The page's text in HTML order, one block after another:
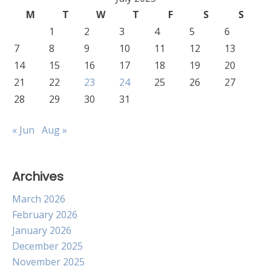
M
T W T F S
S
1
2 3 4 5
6
7
8 9 10 11 12
13
14
15 16 17 18 19
20
21
22 23 24 25 26
27
28
29 30 31
« Jun Aug »
Archives
March 2026
February 2026
January 2026
December 2025
November 2025